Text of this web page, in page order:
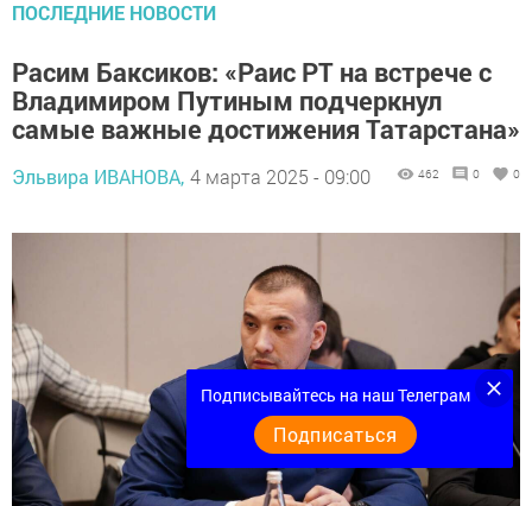
ПОСЛЕДНИЕ НОВОСТИ
Расим Баксиков: «Раис РТ на встрече с
Владимиром Путиным подчеркнул
самые важные достижения Татарстана»
Эльвира ИВАНОВА, 4 марта 2025 - 09:00 462 0 0
Подписывайтесь на наш Телеграм
Подписаться